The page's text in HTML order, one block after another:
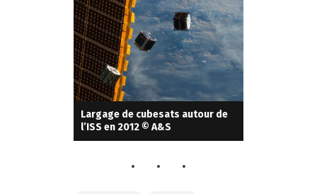
Largage de cubesats autour de
l’ISS en 2012 © A&S